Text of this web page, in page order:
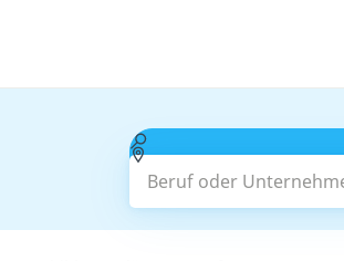
Beruf oder
Suchen